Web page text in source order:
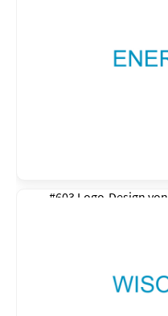
#603 Logo-Design von